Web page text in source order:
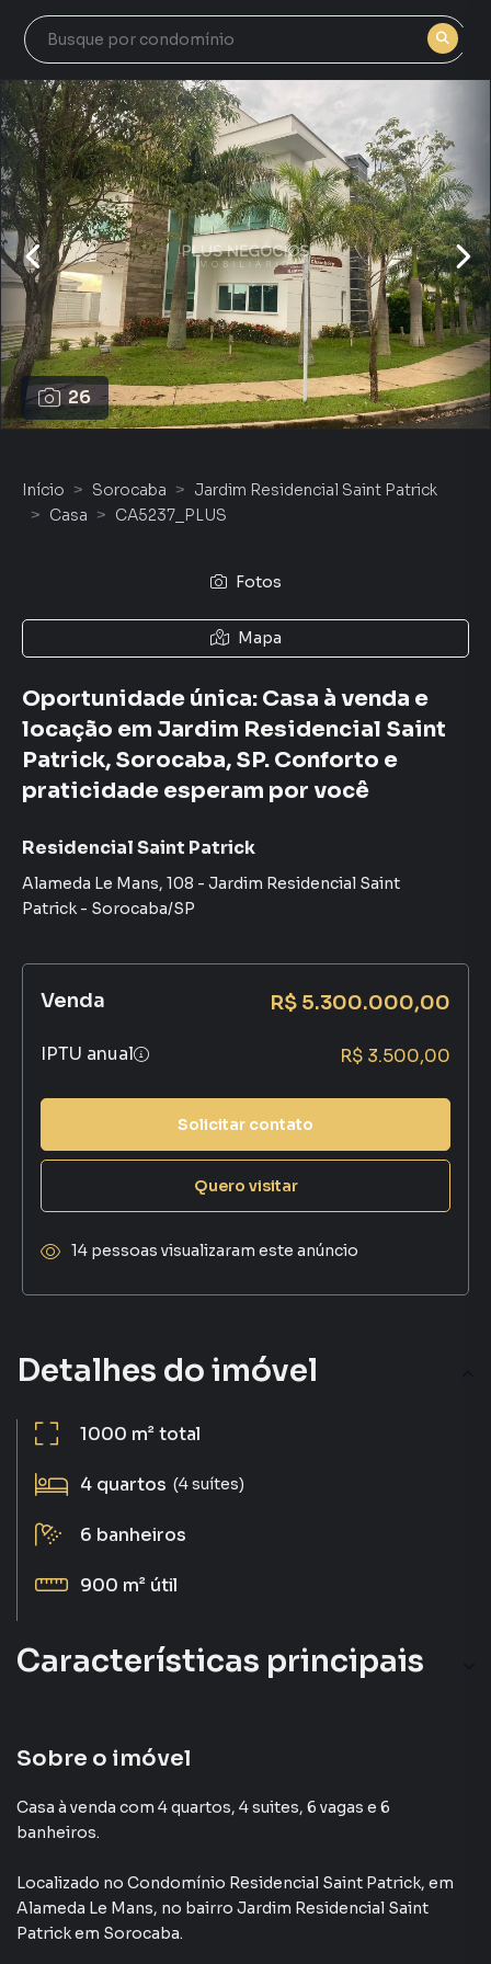
26
Detalhes do imóvel
1000 m²total
4 quartos (4 suítes)
6 banheiros
900 m² útil
Características principais
Sobre o imóvel
Casa à venda com 4 quartos, 4 suites, 6 vagas e 6
banheiros.
Localizado no Condomínio Residencial Saint Patrick, em
Alameda Le Mans, no bairro Jardim Residencial Saint
Patrickem Sorocaba.
Início Sorocaba
Jardim Residencial Saint Patrick
Casa
CA5237_PLUS
Fotos
Mapa
Oportunidade única: Casa à venda e
locação em Jardim Residencial Saint
Patrick, Sorocaba, SP. Conforto e
praticidade esperam por você
Residencial Saint Patrick
Alameda Le Mans, 108 - Jardim Residencial Saint
Patrick- Sorocaba/SP
Venda R$ 5.300.000,00
IPTU anual R$ 3.500,00
Solicitar contato
Quero visitar
14 pessoas visualizaram este anúncio